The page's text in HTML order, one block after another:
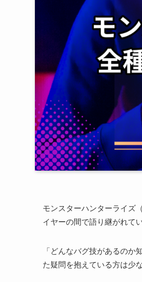
モンスターハンターライズ
イヤーの間で語り継がれてい
「どんなバグ技があるの
た疑問を抱えている方は少